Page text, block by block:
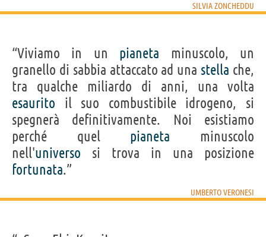
SILVIA ZONCHEDDU
“Viviamo in un pianeta minuscolo, un
granello di sabbia attaccato ad una stella che,
tra qualche miliardo di anni, una volta
esaurito il suo combustibile idrogeno, si
spegnerà definitivamente. Noi esistiamo
perché quel pianeta minuscolo
nell'universo si trova in una posizione
fortunata.”
UMBERTO VERONESI